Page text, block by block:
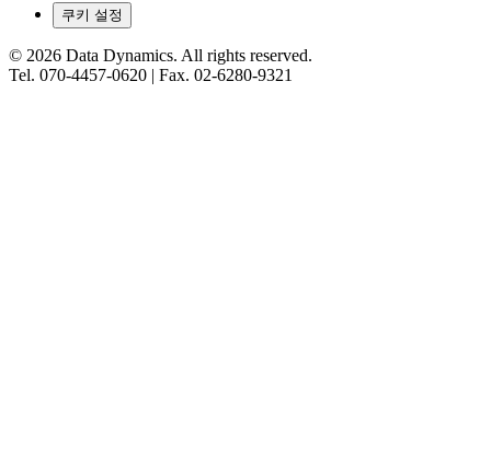
쿠키 설정
© 2026 Data Dynamics. All rights reserved.
Tel. 070-4457-0620 | Fax. 02-6280-9321